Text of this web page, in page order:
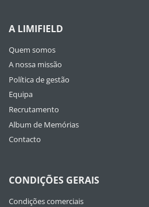
A LIMIFIELD
Quem somos
A nossa missão
Política de gestão
Equipa
Recrutamento
Album de Memórias
Contacto
CONDIÇÕES GERAIS
Condições comerciais